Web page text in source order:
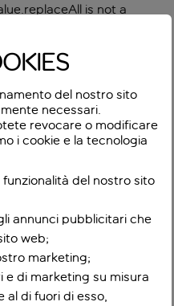
is not a
del nostro sito
necessari.
revocare o modificare
i cookie e la tecnologia
del nostro sito
annunci pubblicitari che
web;
marketing;
di marketing su misura
al di fuori di esso,